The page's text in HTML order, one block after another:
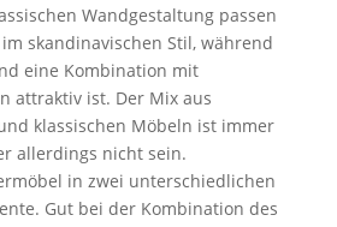
Wandgestaltung passen
skandinavischen Stil, während
eine Kombination mit
attraktiv ist. Der Mix aus
klassischen Möbeln ist immer
allerdings nicht sein.
in zwei unterschiedlichen
Gut bei der Kombination des